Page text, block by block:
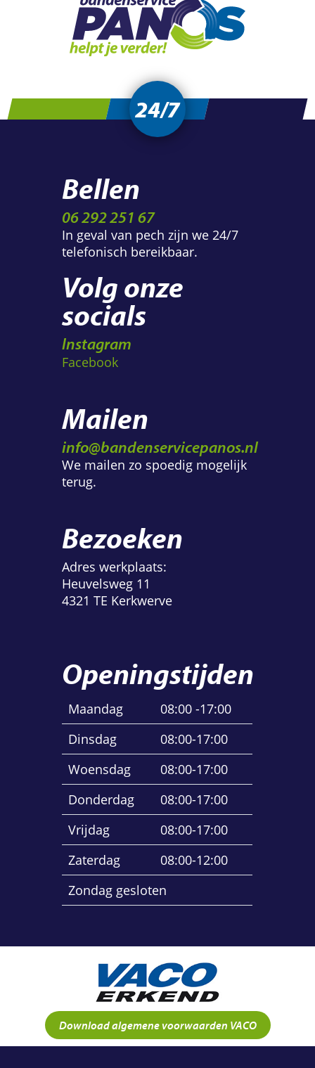
24/7
Bellen
06 292 251 67
In geval van pech zijn we 24/7
telefonisch bereikbaar.
Volg onze
socials
Instagram
Facebook
Mailen
info@bandenservicepanos.nl
We mailen zo spoedig mogelijk
terug.
Bezoeken
Adres werkplaats:
Heuvelsweg 11
4321 TE Kerkwerve
Openingstijden
Maandag
08:00 -17:00
Dinsdag
08:00-17:00
Woensdag
08:00-17:00
Donderdag
08:00-17:00
Vrijdag
08:00-17:00
Zaterdag
08:00-12:00
Zondag gesloten
Download algemene voorwaarden VACO